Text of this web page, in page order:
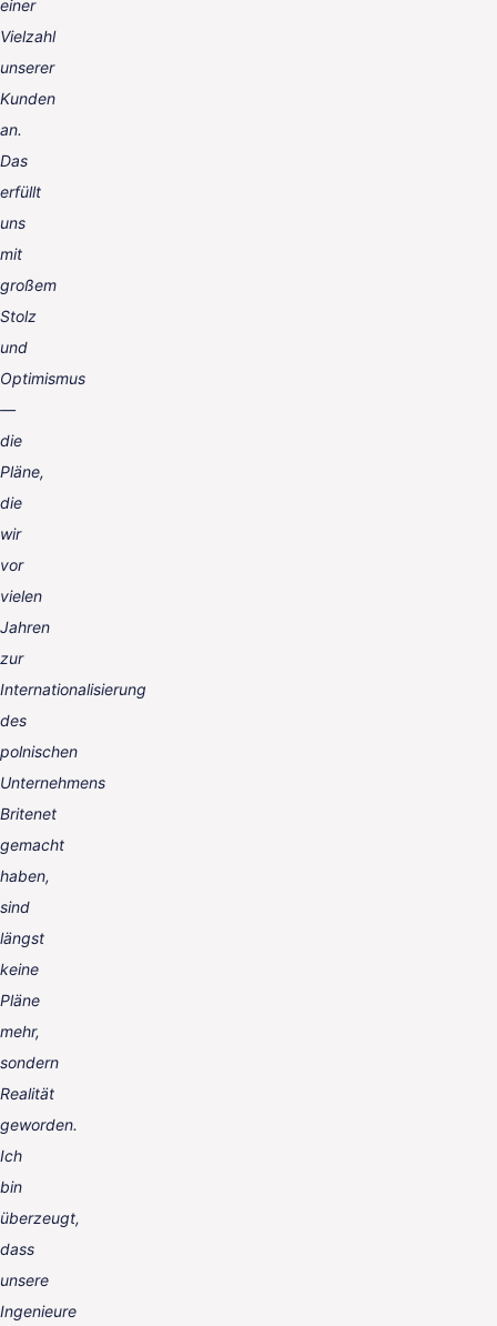
einer
Vielzahl
unserer
Kunden
an.
Das
erfüllt
uns
mit
großem
Stolz
und
Optimismus
—
die
Pläne,
die
wir
vor
vielen
Jahren
zur
Internationalisierung
des
polnischen
Unternehmens
Britenet
gemacht
haben,
sind
längst
keine
Pläne
mehr,
sondern
Realität
geworden.
Ich
bin
überzeugt,
dass
unsere
Ingenieure